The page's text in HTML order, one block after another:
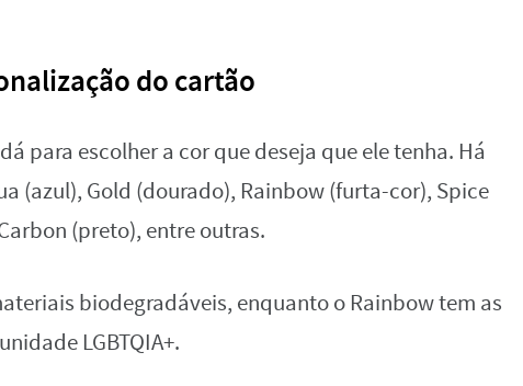
do cartão
para escolher a cor que deseja que ele tenha. Há
(azul), Gold (dourado), Rainbow (furta-cor), Spice
(preto), entre outras.
biodegradáveis, enquanto o Rainbow tem as
LGBTQIA+.